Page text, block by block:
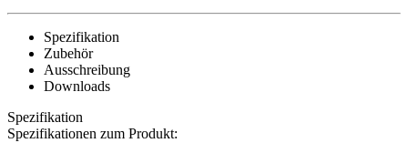
Spezifikation
Zubehör
Ausschreibung
Downloads
Spezifikation
Spezifikationen zum Produkt: